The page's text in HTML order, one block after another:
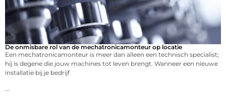
De onmisbare rol van de mechatronicamonteur op locatie
Een mechatronicamonteur is meer dan alleen een technisch specialist;
hij is degene die jouw machines tot leven brengt. Wanneer een nieuwe
installatie bij je bedrijf
...